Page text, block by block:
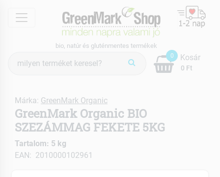
menu
bio, natúr és gluténmentes termékek
keresés
0
0 Ft
Kosár
Márka: GreenMark Organic
GreenMark Organic BIO
SZEZÁMMAG FEKETE 5KG
Tartalom: 5 kg
EAN: 2010000102961